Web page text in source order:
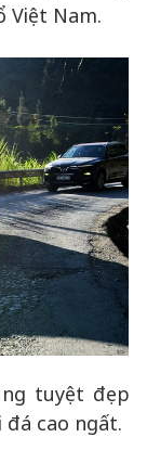
Việt Nam.
tuyệt đẹp
cao ngất.